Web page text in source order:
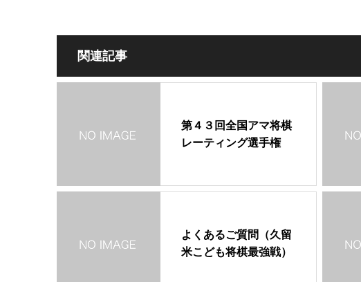
関連記事
第４３回全国アマ将棋
レーティング選手権
よくあるご質問（久留
米こども将棋最強戦）